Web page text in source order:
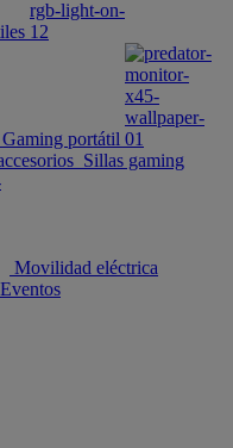
Gaming portátil
Sillas gaming
Movilidad eléctrica
Eventos